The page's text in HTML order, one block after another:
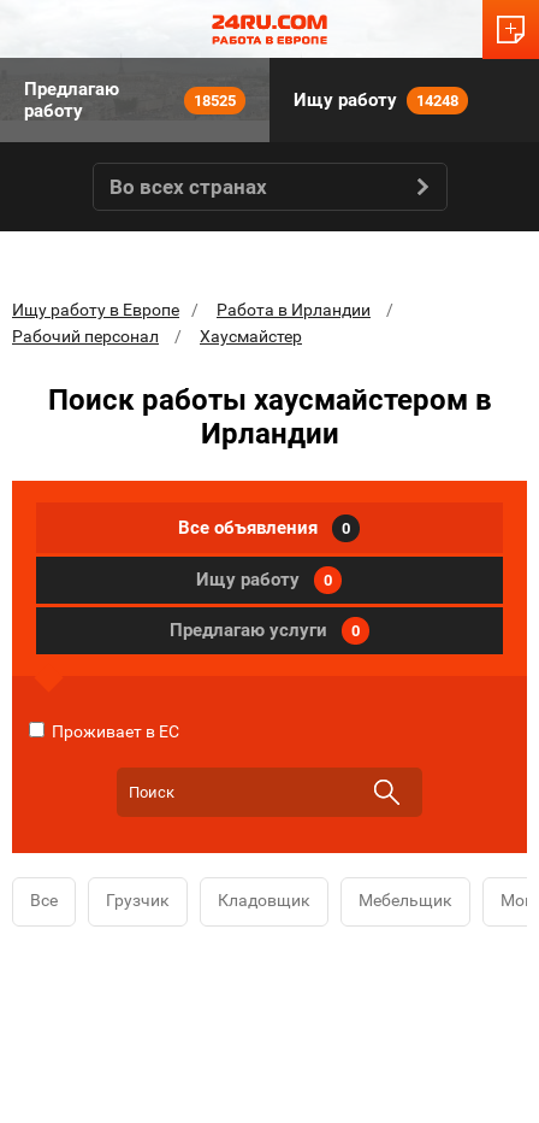
Предлагаю
работу
18525 Ищу работу 14248
Во всех странах
Ищу работу в Европе
Работа в Ирландии
Рабочий персонал
Хаусмайстер
Поиск работы хаусмайстером в
Ирландии
Все объявления 0
Ищу работу 0
Предлагаю услуги 0
Проживает в ЕС
Все Грузчик Кладовщик Мебельщик